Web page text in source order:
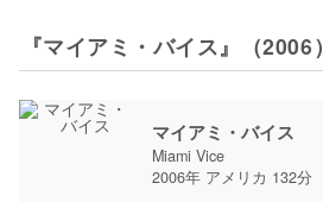
『マイアミ・バイス』（2006）
マイアミ・バイス
Miami Vice
2006年 アメリカ 132分